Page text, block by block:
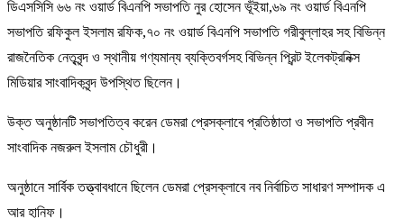
ডিএসসিসি ৬৬ নং ওয়ার্ড বিএনপি সভাপতি নুর হোসেন ভূঁইয়া,৬৯ নং ওয়ার্ড বিএনপি
সভাপতি রফিকুল ইসলাম রফিক,৭০ নং ওয়ার্ড বিএনপি সভাপতি গরীবুল্লাহর সহ বিভিন্ন
রাজনৈতিক নেতৃবৃন্দ ও স্থানীয় গণ্যমান্য ব্যক্তিবর্গসহ বিভিন্ন প্রিন্ট ইলেকট্রনিক্স
মিডিয়ার সাংবাদিকবৃন্দ উপস্থিত ছিলেন।
উক্ত অনুষ্ঠানটি সভাপতিত্ব করেন ডেমরা প্রেসক্লাবে প্রতিষ্ঠাতা ও সভাপতি প্রবীন
সাংবাদিক নজরুল ইসলাম চৌধুরী।
অনুষ্ঠানে সার্বিক তত্ত্বাবধানে ছিলেন ডেমরা প্রেসক্লাবে নব নির্বাচিত সাধারণ সম্পাদক এ
আর হানিফ।